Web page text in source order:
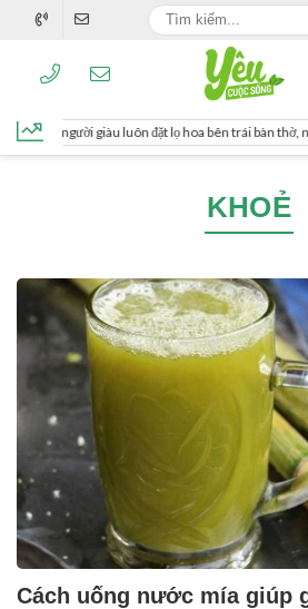
người giàu luôn đặt lọ hoa bên trái bàn thờ, nếu
KHOẺ
Cách uống nước mía giúp